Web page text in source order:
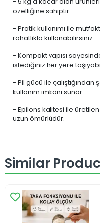
özelliğine sahiptir.
- Pratik kullanımı ile
rahatlıkla kullanabilirsiniz.
- Kompakt yapısı
istediğiniz her yere
- Pil gücü ile
kullanım imkanı sunar.
- Epilons kalitesi ile
uzun ömürlüdür.
Similar